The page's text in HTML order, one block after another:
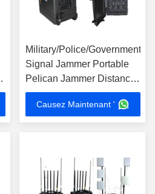
Military/Police/Government/
Signal Jammer Portable
Pelican Jammer Distance
de brouillage: 500 à
1000M 460W
Causez Maintenant '